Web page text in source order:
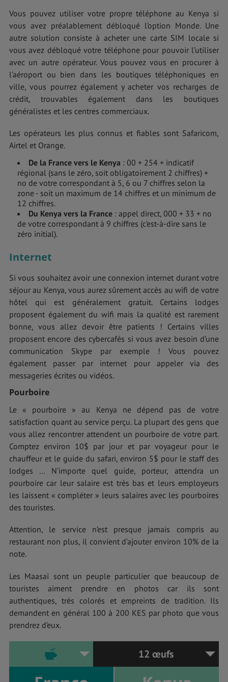
Vous pouvez utiliser votre propre téléphone au Kenya si
vous avez préalablement débloqué l’option Monde. Une
autre solution consiste à acheter une carte SIM locale si
vous avez débloqué votre téléphone pour pouvoir l’utiliser
avec un autre opérateur. Vous pouvez vous en procurer à
l’aéroport ou bien dans les boutiques téléphoniques en
ville, vous pourrez également y acheter vos recharges de
crédit, trouvables également dans les boutiques
généralistes et les centres commerciaux.
Les opérateurs les plus connus et fiables sont Safaricom,
Airtel et Orange.
De la France vers le Kenya : 00 + 254 + indicatif
régional (sans le zéro, soit obligatoirement 2 chiffres) +
no de votre correspondant à 5, 6 ou 7 chiffres selon la
zone - soit un maximum de 14 chiffres et un minimum de
12 chiffres.
Du Kenya vers la France : appel direct, 000 + 33 + no
de votre correspondant à 9 chiffres (c’est-à-dire sans le
zéro initial).
Internet
Si vous souhaitez avoir une connexion internet durant votre
séjour au Kenya, vous aurez sûrement accès au wifi de votre
hôtel qui est généralement gratuit. Certains lodges
proposent également du wifi mais la qualité est rarement
bonne, vous allez devoir être patients ! Certains villes
proposent encore des cybercafés si vous avez besoin d’une
communication Skype par exemple ! Vous pouvez
également passer par internet pour appeler via des
messageries écrites ou vidéos.
Pourboire
Le « pourboire » au Kenya ne dépend pas de votre
satisfaction quant au service perçu. La plupart des gens que
vous allez rencontrer attendent un pourboire de votre part.
Comptez environ 10$ par jour et par voyageur pour le
chauffeur et le guide du safari, environ 5$ pour le staff des
lodges … N’importe quel guide, porteur, attendra un
pourboire car leur salaire est très bas et leurs employeurs
les laissent « compléter » leurs salaires avec les pourboires
des touristes.
Attention, le service n’est presque jamais compris au
restaurant non plus, il convient d’ajouter environ 10% de la
note.
Les Maasaï sont un peuple particulier que beaucoup de
touristes aiment prendre en photos car ils sont
authentiques, très colorés et empreints de tradition. Ils
demandent en général 100 à 200 KES par photo que vous
prendrez d’eux.
12 œufs